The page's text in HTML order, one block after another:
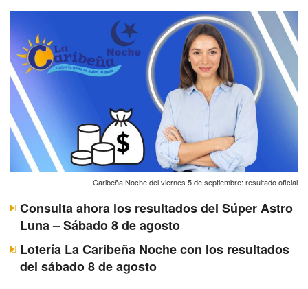
Caribeña Noche del viernes 5 de septiembre: resultado oficial
Consulta ahora los resultados del Súper Astro
Luna – Sábado 8 de agosto
Lotería La Caribeña Noche con los resultados
del sábado 8 de agosto